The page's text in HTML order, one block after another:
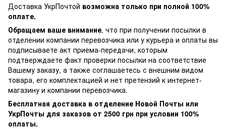
Доставка УкрПочтой возможна только при полной 100%
оплате.
Обращаем ваше внимание, что при получении посылки в
отделении компании перевозчика или у курьера и оплаты вы
подписываете акт приема-передачи, которым
подтверждаете факт проверки посылки на соответствие
Вашему заказу, а также соглашаетесь с внешним видом
товара, его комплектацией и нет претензий к интернет-
магазину и компании перевозчика.
Бесплатная доставка в отделение Новой Почты или
УкрПочты для заказов от 2500 грн при условии 100%
оплаты.